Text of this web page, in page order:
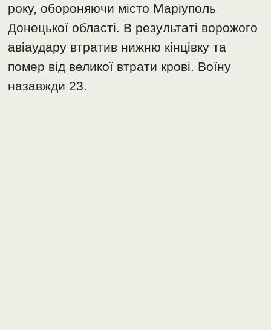
року, обороняючи місто Маріуполь
Донецької області. В результаті ворожого
авіаудару втратив нижню кінцівку та
помер від великої втрати крові. Воїну
назавжди 23.